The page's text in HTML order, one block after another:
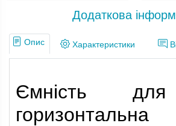
Додаткова
Опис Характеристики
Ємність